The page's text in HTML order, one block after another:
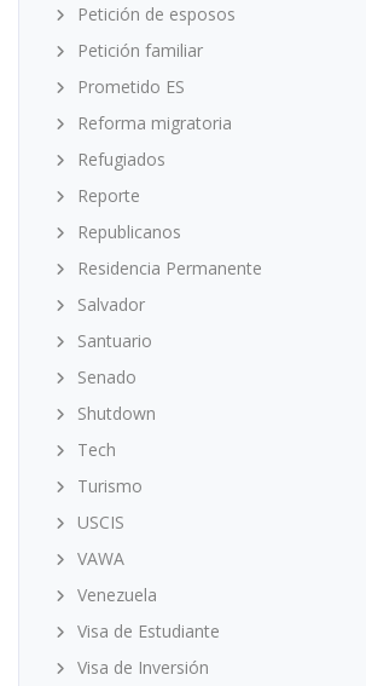
Petición de esposos
Petición familiar
Prometido ES
Reforma migratoria
Refugiados
Reporte
Republicanos
Residencia Permanente
Salvador
Santuario
Senado
Shutdown
Tech
Turismo
USCIS
VAWA
Venezuela
Visa de Estudiante
Visa de Inversión